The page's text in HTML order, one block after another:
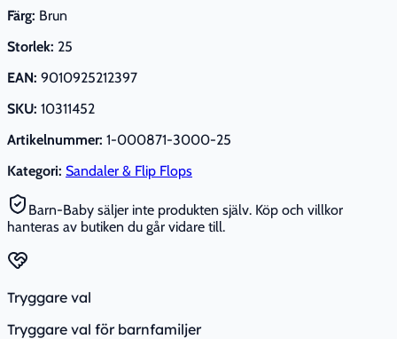
Färg: Brun
Storlek: 25
EAN: 9010925212397
SKU: 10311452
Artikelnummer: 1-000871-3000-25
Kategori: Sandaler & Flip Flops
Barn-Baby säljer inte produkten själv. Köp och villkor
hanteras av butiken du går vidare till.
Tryggare val
Tryggare val för barnfamiljer